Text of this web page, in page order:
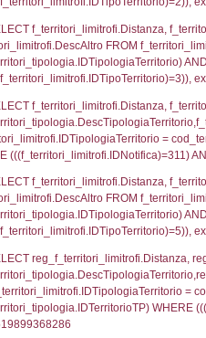
IDNotifica=311,
sql: SELECT
sql: SELECT
sql: SELECT
WHERE
sql: SELECT